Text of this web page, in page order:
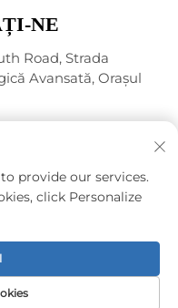
NE
Road, Strada
Avansată, Orașul
de confidențialitate
provide our services.
click Personalize